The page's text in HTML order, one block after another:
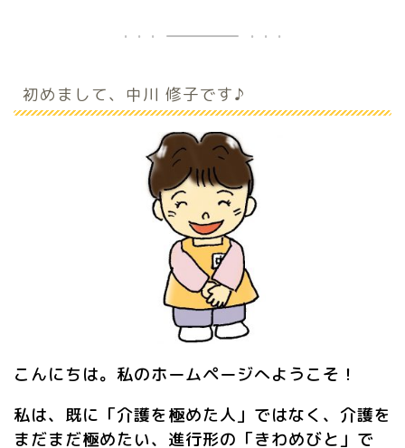
初めまして、中川 修子です♪
こんにちは。私のホームページへようこそ！
私は、既に「介護を極めた人」ではなく、介護を
まだまだ極めたい、進行形の「きわめびと」で